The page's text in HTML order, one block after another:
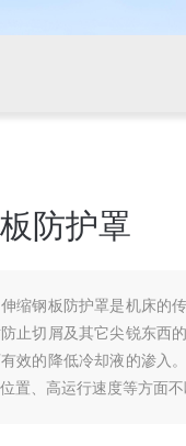
防护罩
伸缩钢板防护罩是机床的
止切屑及其它尖锐东西
效的降低冷却液的渗入
置、高运行速度等方面不